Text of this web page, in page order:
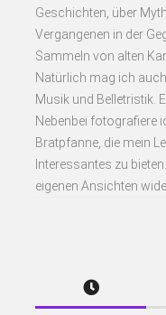
Geschichten, über
Vergangenen in der
Sammeln von alten
Natürlich mag ich
Musik und Belletristik.
Nebenbei fotografiere
Bratpfanne, die mein
Interessantes zu
eigenen Ansichten